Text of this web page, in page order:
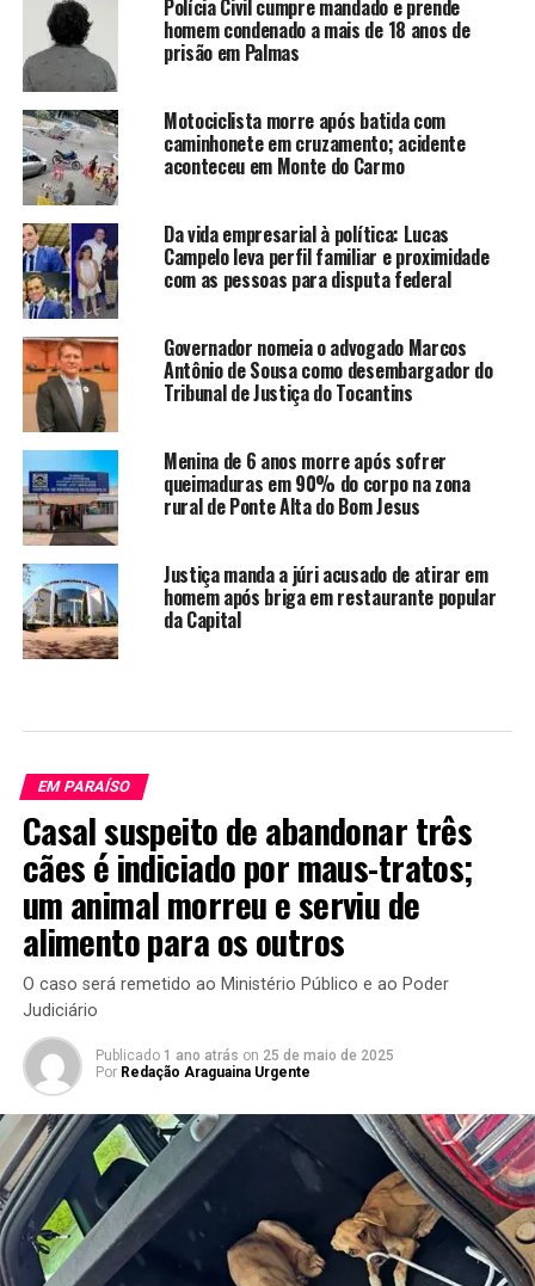
Polícia Civil cumpre mandado e prende
homem condenado a mais de 18 anos de
prisão em Palmas
Motociclista morre após batida com
caminhonete em cruzamento; acidente
aconteceu em Monte do Carmo
Da vida empresarial à política: Lucas
Campelo leva perfil familiar e proximidade
com as pessoas para disputa federal
Governador nomeia o advogado Marcos
Antônio de Sousa como desembargador do
Tribunal de Justiça do Tocantins
Menina de 6 anos morre após sofrer
queimaduras em 90% do corpo na zona
rural de Ponte Alta do Bom Jesus
Justiça manda a júri acusado de atirar em
homem após briga em restaurante popular
da Capital
EM PARAÍSO
Casal suspeito de abandonar três
cães é indiciado por maus-tratos;
um animal morreu e serviu de
alimento para os outros
O caso será remetido ao Ministério Público e ao Poder
Judiciário
Publicado 1 ano atrás on 25 de maio de 2025
Por Redação Araguaina Urgente